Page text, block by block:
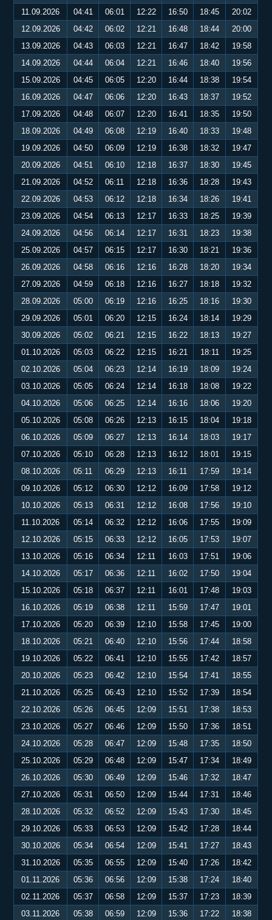
11.09.2026
04:41 06:01 12:22 16:50 18:45
20:02
12.09.2026
04:42 06:02 12:21 16:48 18:44
20:00
13.09.2026
04:43 06:03 12:21 16:47 18:42
19:58
14.09.2026
04:44 06:04 12:21 16:46 18:40
19:56
15.09.2026
04:45 06:05 12:20 16:44 18:38
19:54
16.09.2026
04:47 06:06 12:20 16:43 18:37
19:52
17.09.2026
04:48 06:07 12:20 16:41 18:35
19:50
18.09.2026
04:49 06:08 12:19 16:40 18:33
19:48
19.09.2026
04:50 06:09 12:19 16:38 18:32
19:47
20.09.2026
04:51 06:10 12:18 16:37 18:30
19:45
21.09.2026
04:52 06:11 12:18 16:36 18:28
19:43
22.09.2026
04:53 06:12 12:18 16:34 18:26
19:41
23.09.2026
04:54 06:13 12:17 16:33 18:25
19:39
24.09.2026
04:56 06:14 12:17 16:31 18:23
19:38
25.09.2026
04:57 06:15 12:17 16:30 18:21
19:36
26.09.2026
04:58 06:16 12:16 16:28 18:20
19:34
27.09.2026
04:59 06:18 12:16 16:27 18:18
19:32
28.09.2026
05:00 06:19 12:16 16:25 18:16
19:30
29.09.2026
05:01 06:20 12:15 16:24 18:14
19:29
30.09.2026
05:02 06:21 12:15 16:22 18:13
19:27
01.10.2026
05:03 06:22 12:15 16:21 18:11
19:25
02.10.2026
05:04 06:23 12:14 16:19 18:09
19:24
03.10.2026
05:05 06:24 12:14 16:18 18:08
19:22
04.10.2026
05:06 06:25 12:14 16:16 18:06
19:20
05.10.2026
05:08 06:26 12:13 16:15 18:04
19:18
06.10.2026
05:09 06:27 12:13 16:14 18:03
19:17
07.10.2026
05:10 06:28 12:13 16:12 18:01
19:15
08.10.2026
05:11 06:29 12:13 16:11 17:59
19:14
09.10.2026
05:12 06:30 12:12 16:09 17:58
19:12
10.10.2026
05:13 06:31 12:12 16:08 17:56
19:10
11.10.2026
05:14 06:32 12:12 16:06 17:55
19:09
12.10.2026
05:15 06:33 12:12 16:05 17:53
19:07
13.10.2026
05:16 06:34 12:11 16:03 17:51
19:06
14.10.2026
05:17 06:36 12:11 16:02 17:50
19:04
15.10.2026
05:18 06:37 12:11 16:01 17:48
19:03
16.10.2026
05:19 06:38 12:11 15:59 17:47
19:01
17.10.2026
05:20 06:39 12:10 15:58 17:45
19:00
18.10.2026
05:21 06:40 12:10 15:56 17:44
18:58
19.10.2026
05:22 06:41 12:10 15:55 17:42
18:57
20.10.2026
05:23 06:42 12:10 15:54 17:41
18:55
21.10.2026
05:25 06:43 12:10 15:52 17:39
18:54
22.10.2026
05:26 06:45 12:09 15:51 17:38
18:53
23.10.2026
05:27 06:46 12:09 15:50 17:36
18:51
24.10.2026
05:28 06:47 12:09 15:48 17:35
18:50
25.10.2026
05:29 06:48 12:09 15:47 17:34
18:49
26.10.2026
05:30 06:49 12:09 15:46 17:32
18:47
27.10.2026
05:31 06:50 12:09 15:44 17:31
18:46
28.10.2026
05:32 06:52 12:09 15:43 17:30
18:45
29.10.2026
05:33 06:53 12:09 15:42 17:28
18:44
30.10.2026
05:34 06:54 12:09 15:41 17:27
18:43
31.10.2026
05:35 06:55 12:09 15:40 17:26
18:42
01.11.2026
05:36 06:56 12:09 15:38 17:24
18:40
02.11.2026
05:37 06:58 12:09 15:37 17:23
18:39
03.11.2026
05:38 06:59 12:09 15:36 17:22 18:38